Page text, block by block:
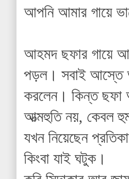
আপনি আমার গায়ে
আহমদ ছফার গায়ে
পড়ল। সবাই আস্তে
করলেন। কিন্ত ছফা
আত্মহুতি নয়, কেবল
যখন নিয়েছেন
কিংবা যাই ঘটুক।